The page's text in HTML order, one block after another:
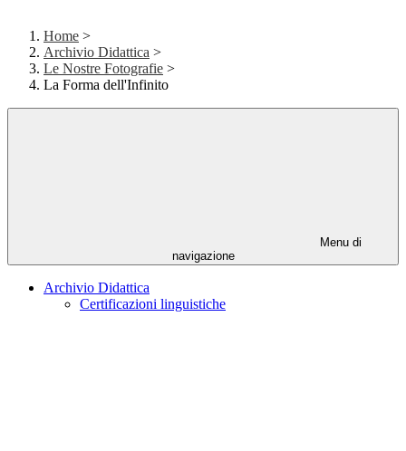
Home >
Archivio Didattica >
Le Nostre Fotografie >
La Forma dell'Infinito
Menu di
navigazione
Archivio Didattica
Certificazioni linguistiche